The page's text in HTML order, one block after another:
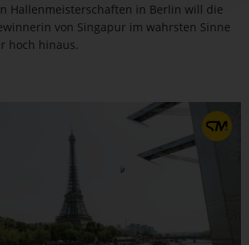
Hallenmeisterschaften in Berlin will die
von Singapur im wahrsten Sinne
hoch hinaus.